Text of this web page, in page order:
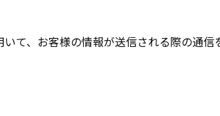
て、お客様の情報が送信される際の通信